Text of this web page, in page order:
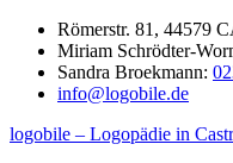
Zum
Inhalt
springen
Römerstr. 81, 44579
Miriam Schrödter-
Sandra Broekmann:
info@logobile.de
logobile – Logopädie in